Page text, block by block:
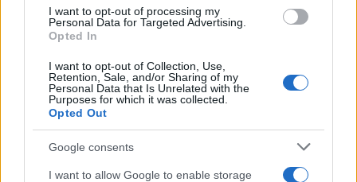
I want to opt-out of processing my
Personal Data for Targeted Advertising.
Opted In
I want to opt-out of Collection, Use,
Retention, Sale, and/or Sharing of my
Personal Data that Is Unrelated with the
Purposes for which it was collected.
Opted Out
Google consents
I want to allow Google to enable storage
15:38 17.01.25
Τέλος στις κοπάνες ευρωβουλευτών βάζει η
Ρομπέρτα Μέτσολα